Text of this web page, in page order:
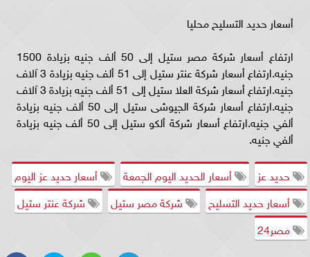
أسعار حديد التسليح محليا
ارتفاع أسعار شركة مصر ستيل إلى 50 ألف جنيه بزيادة 1500
جنيه.ارتفاع أسعار شركة عنتر ستيل إلى 51 ألف جنيه بزيادة 3 آلاف
جنيه.ارتفاع أسعار شركة العلا ستيل إلى 51 ألف جنيه بزيادة 3 آلاف
جنيه.ارتفاع أسعار شركة الجيوشى ستيل إلى 50 ألف جنيه بزيادة
ألفي جنيه.ارتفاع أسعار شركة ألكو ستيل إلى 50 ألف جنيه بزيادة
ألفي جنيه.
حديد عز
أسعار الحديد اليوم الجمعة
أسعار حديد عز اليوم
أسعار حديد التسليح
شركة مصر ستيل
شركة عنتر ستيل
مصر24